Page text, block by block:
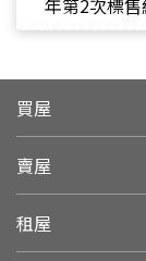
年第2次標
買屋
賣屋
租屋